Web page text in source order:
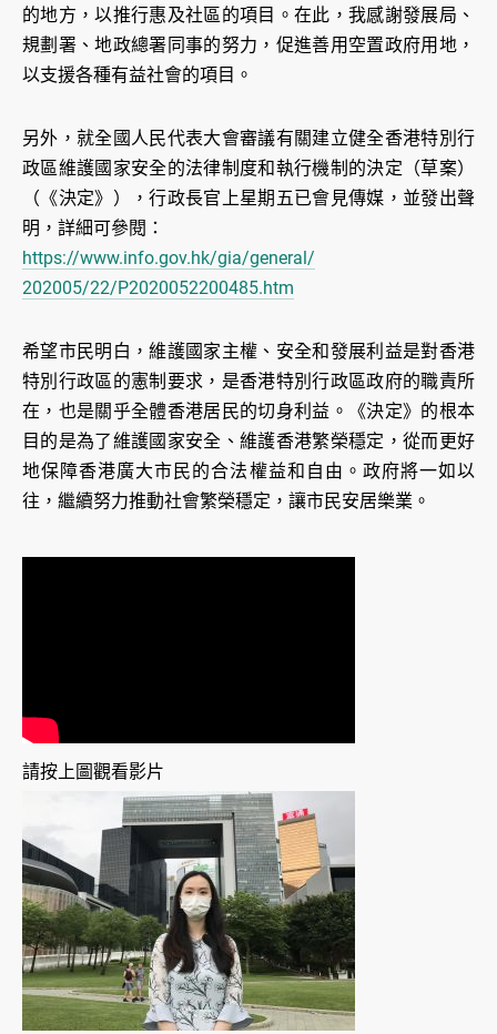
的地方，以推行惠及社區的項目。在此，我感謝發展局、
規劃署、地政總署同事的努力，促進善用空置政府用地，
以支援各種有益社會的項目。
另外，就全國人民代表大會審議有關建立健全香港特別行
政區維護國家安全的法律制度和執行機制的決定（草案）
（《決定》），行政長官上星期五已會見傳媒，並發出聲
明，詳細可參閱：
https://www.info.gov.hk/gia/general/
202005/22/P2020052200485.htm
希望市民明白，維護國家主權、安全和發展利益是對香港
特別行政區的憲制要求，是香港特別行政區政府的職責所
在，也是關乎全體香港居民的切身利益。《決定》的根本
目的是為了維護國家安全、維護香港繁榮穩定，從而更好
地保障香港廣大市民的合法權益和自由。政府將一如以
往，繼續努力推動社會繁榮穩定，讓市民安居樂業。
請按上圖觀看影片